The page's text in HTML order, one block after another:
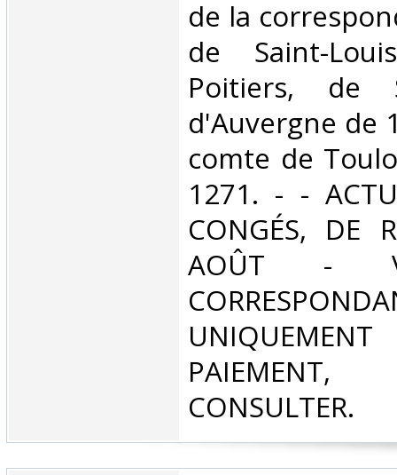
de la
de Saint-
Poitiers, de
d'Auvergne de
comte de
1271. - -
CONGÉS, DE
AOÛT -
CONSULTER.‎